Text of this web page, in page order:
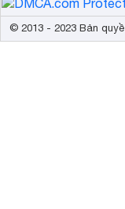
© 2013 - 2023 Bản